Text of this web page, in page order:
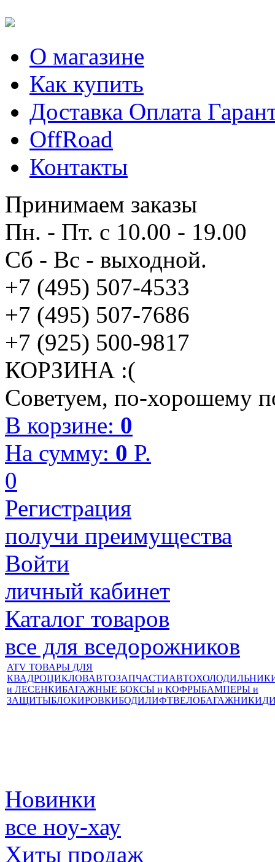
О магазине
Как купить
Доставка Оплата
OffRoad
Контакты
Принимаем заказы
Пн. - Пт. с 10.00 - 19.00
Сб - Вс - выходной.
+7 (495) 507-4533
+7 (495) 507-7686
+7 (925) 500-9817
КОРЗИНА :(
Советуем, по-хорошему
В корзине: 0
На сумму: 0 P.
0
Регистрация
получи преимущества
Войти
личный кабинет
Каталог товаров
все для вседорожников
ATV ТОВАРЫ ДЛЯ
КВАДРОЦИКЛОВАВТОЗАПЧАСТИ
и ЛЕСЕНКИБАГАЖНЫЕ БОКСЫ и КОФРЫБАМПЕРЫ и
ЗАЩИТЫБЛОКИРОВКИБОДИЛИФТВЕЛОБАГАЖНИКИ
Новинки
все ноу-хау
Хиты продаж